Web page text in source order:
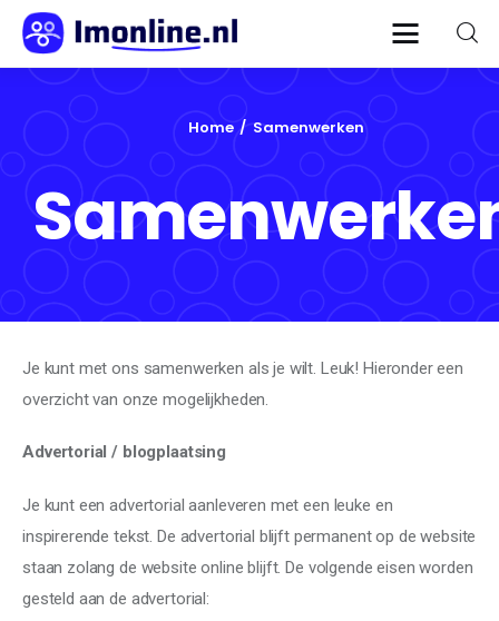
Home Samenwerken
Im Online
De Nederlandse marketing blog.
Communicatie
Online marketing
Social
Trends
Je kunt met ons samenwerken als je wilt. Leuk! Hieronder een
overzicht van onze mogelijkheden.
Advertorial / blogplaatsing
Je kunt een advertorial aanleveren met een leuke en
inspirerende tekst. De advertorial blijft permanent op de website
staan zolang de website online blijft. De volgende eisen worden
gesteld aan de advertorial: